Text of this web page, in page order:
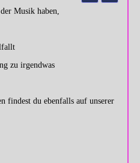
Musik haben,
zu irgendwas
findest du ebenfalls auf unserer